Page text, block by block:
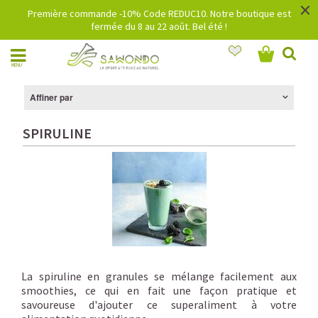
Première commande -10% Code REDUC10. Notre boutique est
fermée du 8 au 22 août. Bel été !
×
MENU
Affiner par
SPIRULINE
La spiruline en granules se mélange facilement aux
smoothies, ce qui en fait une façon pratique et
savoureuse d'ajouter ce superaliment à votre